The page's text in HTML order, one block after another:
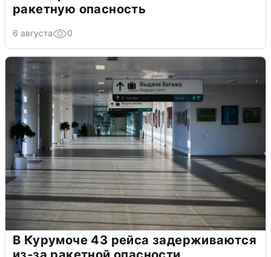
ракетную опасность
6 августа 0
В Курумоче 43 рейса задерживаются